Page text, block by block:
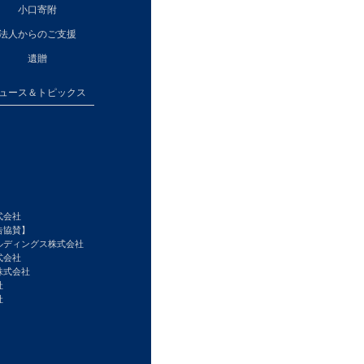
小口寄附
人からのご支援
遺贈
ース＆トピックス
会社
賛】
ィングス株式会社
会社
式会社